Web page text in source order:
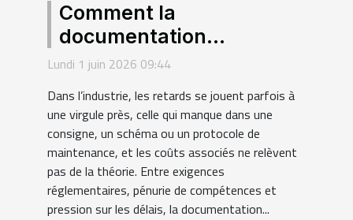
Comment la
documentation
technique façonne la
industriels
Lundi 1 juin 2026 09:44
Dans l’industrie, les retards se jouent parfois à
une virgule près, celle qui manque dans une
consigne, un schéma ou un protocole de
maintenance, et les coûts associés ne relèvent
pas de la théorie. Entre exigences
réglementaires, pénurie de compétences et
pression sur les délais, la documentation...